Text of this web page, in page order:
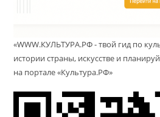
«WWW.КУЛЬТУРА.РФ - твой гид по
истории страны, искусстве и
на портале «Культура.РФ»